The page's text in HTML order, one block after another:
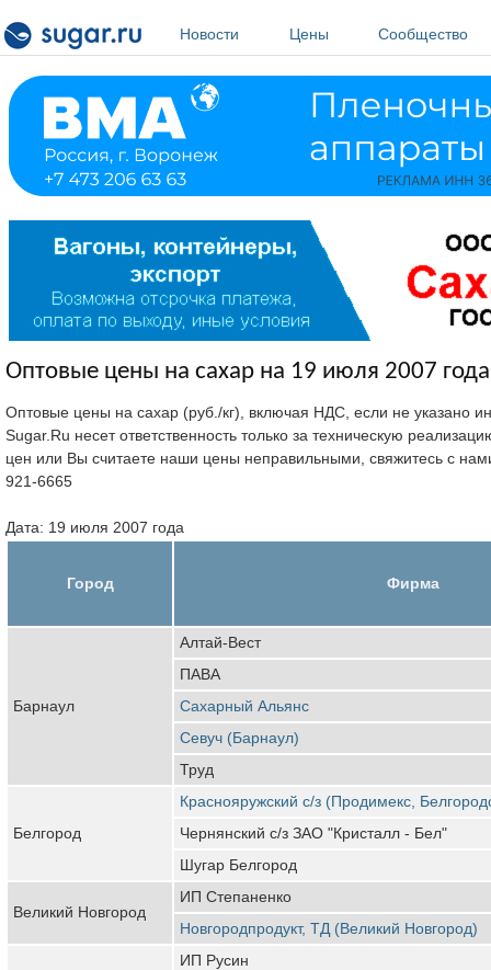
Новости
Цены Сообщество
Оптовые цены на сахар на 19 июля 2007
Оптовые цены на сахар (руб./кг), включая НДС, если не указано
Sugar.Ru несет ответственность только за техническую
цен или Вы считаете наши цены неправильными, свяжитесь с
921-6665
Дата: 19 июля 2007 года
Город Фирма
Барнаул
Алтай-Вест
ПАВА
Сахарный Альянс
Севуч (Барнаул)
Труд
Белгород
Краснояружский с/з (Продимекс,
Чернянский с/з ЗАО "Кристалл - Бел"
Шугар Белгород
Великий Новгород
ИП Степаненко
Новгородпродукт, ТД (Великий Новгород)
ИП Русин